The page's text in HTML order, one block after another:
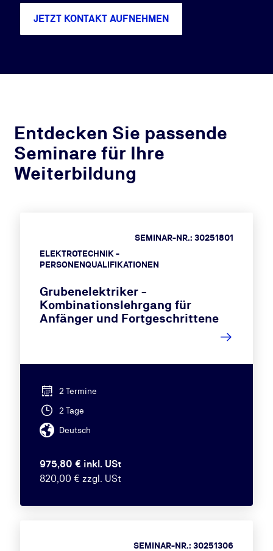
JETZT KONTAKT AUFNEHMEN
Entdecken Sie passende
Seminare für Ihre
Weiterbildung
ELEKTROTECHNIK -
PERSONENQUALIFIKATIONEN
SEMINAR-NR.: 30251801
Grubenelektriker -
Kombinationslehrgang für
Anfänger und Fortgeschrittene
2 Termine
2 Tage
Deutsch
975,80 € inkl. USt
820,00 € zzgl. USt
SEMINAR-NR.: 30251306